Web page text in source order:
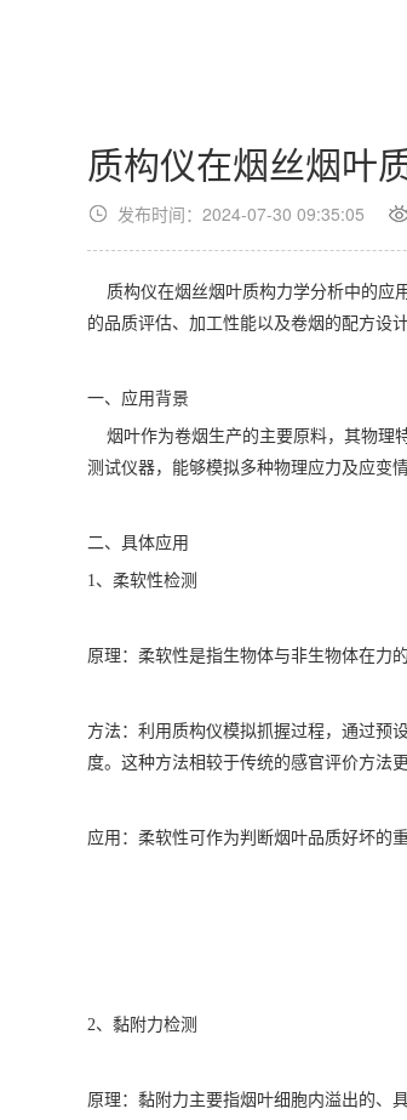
质构仪在烟丝烟叶
发布时间：2024-07-30 09:35:05
质构仪在烟丝烟叶质构力学分析中的应
的品质评估、加工性能以及卷烟的配方设
一、应用背景
烟叶作为卷烟生产的主要原料，其物理
测试仪器，能够模拟多种物理应力及应变
二、具体应用
1、柔软性检测
原理：柔软性是指生物体与非生物体在力
方法：利用质构仪模拟抓握过程，通过预
度。这种方法相较于传统的感官评价方法
应用：柔软性可作为判断烟叶品质好坏的
2、黏附力检测
原理：黏附力主要指烟叶细胞内溢出的、